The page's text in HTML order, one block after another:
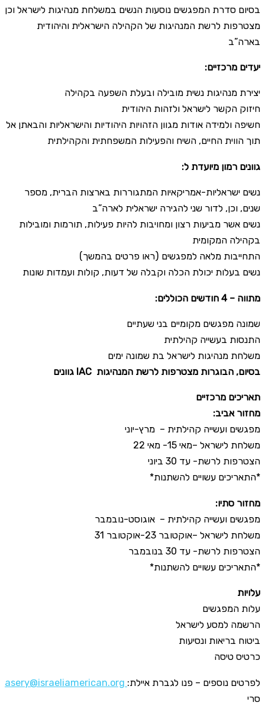
בסיום סדרת המפגשים נוסעות הנשים במשלחת מנהיגות לישראל וכן
מצטרפות לרשת המנהיגות של הקהילה הישראלית והיהודית
בארה”ב
:יעדים מרכזיים
יצירת מנהיגות נשית מובילה ובעלת השפעה בקהילה
חיזוק הקשר לישראל ולזהות היהודית
חשיפה ולמידה אודות מגוון הזהויות היהודיות והישראליות והבאתן אל
תוך הווית החיים, השיח והפעילות המשפחתית והקהילתית
:גוונים רמון מיועדת ל
נשים ישראליות-אמריקאיות המתגוררות בארצות הברית, מספר
שנים, וכן, לדור שני להגירה ישראלית לארה”ב
נשים אשר מביעות רצון ומחויבות להיות פעילות, תורמות ומובילות
בקהילה המקומית
התחייבות מלאה למפגשים (ראו פרטים בהמשך)
נשים בעלות יכולת הכלה וקבלה של דעות, קולות ועמדות שונות
:מתווה – 4 חודשים הכוללים
שמונה מפגשים מקומיים בני שעתיים
התנסות בעשייה קהילתית
משלחת מנהיגות לישראל בת שמונה ימים
גוונים IAC בסיום, הבוגרות מצטרפות לרשת המנהיגות
תאריכים מרכזיים
:מחזור אביב
מפגשים ועשייה קהילתית – מרץ-יוני
משלחת לישראל –מאי 15- מאי 22
הצטרפות לרשת- עד 30 ביוני
*התאריכים עשויים להשתנות*
:מחזור סתיו
מפגשים ועשייה קהילתית – אוגוסט-נובמבר
משלחת לישראל –אוקטובר 23-אוקטובר 31
הצטרפות לרשת- עד 30 בנובמבר
*התאריכים עשויים להשתנות*
עלויות
עלות המפגשים
הרשמה למסע לישראל
ביטוח בריאות ונסיעות
כרטיס טיסה
asery@israeliamerican.org :לפרטים נוספים – פנו לגברת איילת
סרי